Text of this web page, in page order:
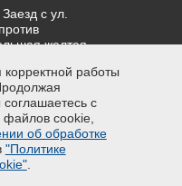
с ул.
желтая
файлов
работы
с
файлов cookie,
об обработке
"Политике
.